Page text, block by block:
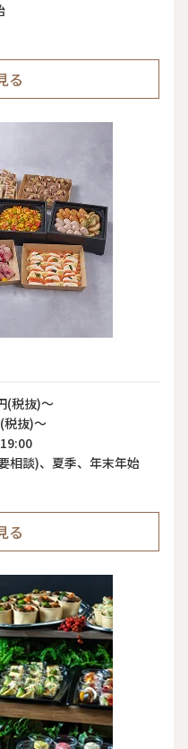
る
(税抜)～
税抜)～
相談)、夏季、年末年始
る